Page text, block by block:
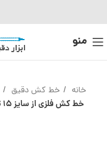
منو
خانه خط کش دقیق